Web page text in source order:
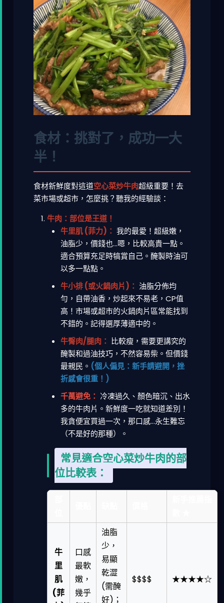
食材：挑對了，成功一大
半！
食材新鮮度對這道空心菜炒牛肉超級重要！去
菜市場或超市，怎麼挑？聽我的經驗談：
牛肉：部位是王道！
牛里肌 (菲力)： 我的最愛！超級嫩，
油脂少，價錢也...嗯，比較高貴一點。
適合預算充足時犒賞自己。醃製時油可
以多一點點。
牛小排 (或火鍋肉片)： 油脂分佈均
勻，自帶油香，炒起來不易老，CP值
高！市場或超市的火鍋肉片區常能找到
不錯的。記得選厚薄適中的。
牛臀肉/腿肉： 比較瘦，需要更講究的
醃製和過油技巧，不然容易柴。但價錢
最親民。 (個人偏見：新手請避開，挫
折感會很重！)
千萬避免： 冷凍過久、顏色暗沉、出水
多的牛肉片。新鮮度一吃就知道差別！
我貪便宜買過一次，那口感...永生難忘
（不是好的那種）。
常見適合空心菜炒牛肉的部
位比較表：
牛
里
肌
(菲
口感
最軟
嫩，
幾乎
油脂
少，
易顯
乾澀
(需醃
好)；
$$$$ ★★★★☆